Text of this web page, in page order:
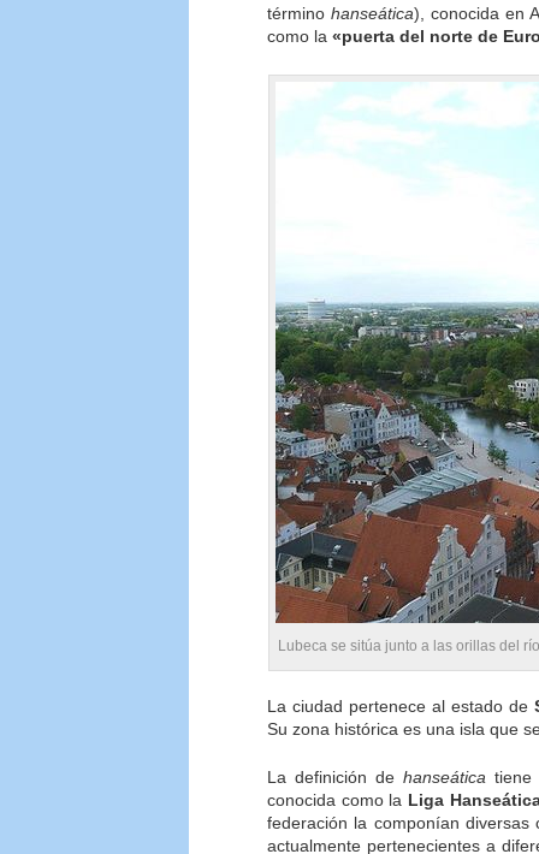
término hanseática), conocida en
como la «puerta del norte de
Lubeca se sitúa junto a las orillas del
La ciudad pertenece al estado de
Su zona histórica es una isla que
La definición de hanseáticatiene
conocida como la Liga
federación la componían
actualmente pertenecientes a